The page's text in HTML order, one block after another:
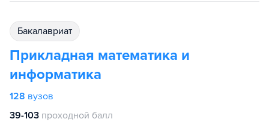
бакалавриат
Прикладная математика и
информатика
128 вузов
39-103 проходной балл